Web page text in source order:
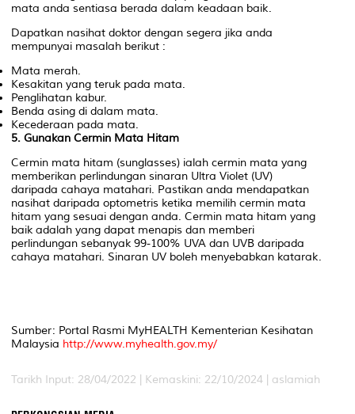
mata anda sentiasa berada dalam keadaan baik.
Dapatkan nasihat doktor dengan segera jika anda
mempunyai masalah berikut :
Mata merah.
Kesakitan yang teruk pada mata.
Penglihatan kabur.
Benda asing di dalam mata.
Kecederaan pada mata.
5. Gunakan Cermin Mata Hitam
Cermin mata hitam (sunglasses) ialah cermin mata yang
memberikan perlindungan sinaran Ultra Violet (UV)
daripada cahaya matahari. Pastikan anda mendapatkan
nasihat daripada optometris ketika memilih cermin mata
hitam yang sesuai dengan anda. Cermin mata hitam yang
baik adalah yang dapat menapis dan memberi
perlindungan sebanyak 99-100% UVA dan UVB daripada
cahaya matahari. Sinaran UV boleh menyebabkan katarak.
Sumber: Portal Rasmi MyHEALTH Kementerian Kesihatan
Malaysia http://www.myhealth.gov.my/
Tarikh Input: 28/04/2022 | Kemaskini: 22/10/2024 | aslamiah